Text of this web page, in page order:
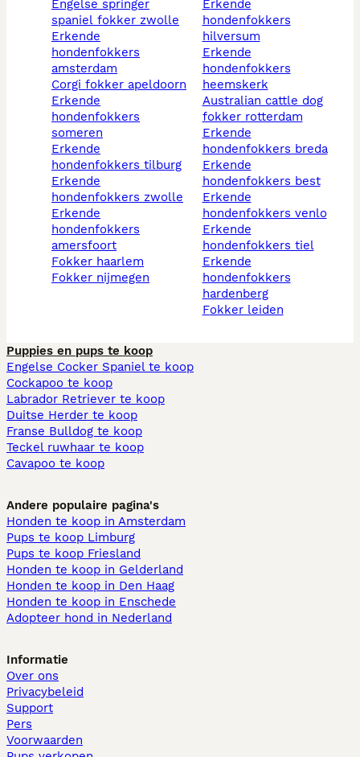
engelse springer
spaniel fokker zwolle
erkende
hondenfokkers
amsterdam
corgi fokker apeldoorn
erkende
hondenfokkers
someren
erkende
hondenfokkers tilburg
erkende
hondenfokkers zwolle
erkende
hondenfokkers
amersfoort
fokker haarlem
fokker nijmegen
erkende
hondenfokkers
hilversum
erkende
hondenfokkers
heemskerk
australian cattle dog
fokker rotterdam
erkende
hondenfokkers breda
erkende
hondenfokkers best
erkende
hondenfokkers venlo
erkende
hondenfokkers tiel
erkende
hondenfokkers
hardenberg
fokker leiden
Puppies en pups te koop
Engelse Cocker Spaniel te koop
Cockapoo te koop
Labrador Retriever te koop
Duitse Herder te koop
Franse Bulldog te koop
Teckel ruwhaar te koop
Cavapoo te koop
Andere populaire pagina's
Honden te koop in Amsterdam
Pups te koop Limburg​
Pups te koop Friesland​
Honden te koop in Gelderland
Honden te koop in Den Haag
Honden te koop in Enschede
Adopteer hond in Nederland
Informatie
Over ons
Privacybeleid
Support
Pers
Voorwaarden